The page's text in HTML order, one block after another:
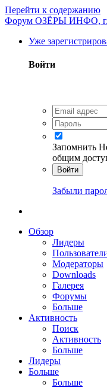
Перейти к содержанию
Форум ОЗЁРЫ ИНФО, г.
Уже
Войти
Запомнить
общим
Войти
Забыли
Обзор
Лидеры
Модераторы
Downloads
Галерея
Форумы
Больше
Активность
Поиск
Активность
Больше
Лидеры
Больше
Больше